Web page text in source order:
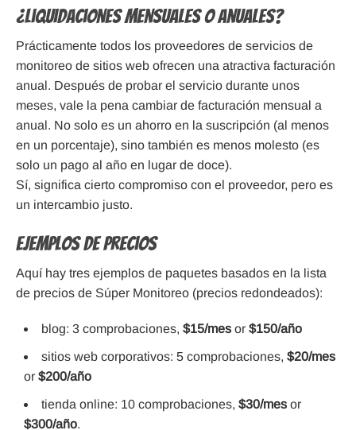
¿Liquidaciones mensuales o anuales?
Prácticamente todos los proveedores de servicios de
monitoreo de sitios web ofrecen una atractiva facturación
anual. Después de probar el servicio durante unos
meses, vale la pena cambiar de facturación mensual a
anual. No solo es un ahorro en la suscripción (al menos
en un porcentaje), sino también es menos molesto (es
solo un pago al año en lugar de doce).
Sí, significa cierto compromiso con el proveedor, pero es
un intercambio justo.
Ejemplos de precios
Aquí hay tres ejemplos de paquetes basados en la lista
de precios de Súper Monitoreo (precios redondeados):
blog: 3 comprobaciones, $15/mes or $150/año
sitios web corporativos: 5 comprobaciones, $20/mes
or $200/año
tienda online: 10 comprobaciones, $30/mes or
$300/año.